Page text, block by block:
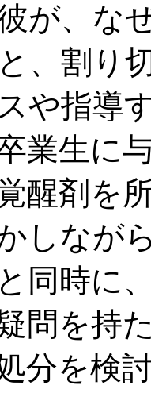
が、な
、割り
や指導
業生に
醒剤を
しなが
同時に
問を持
分を検